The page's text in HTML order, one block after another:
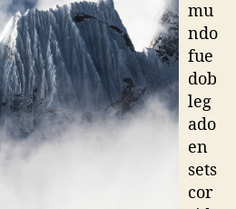
mu
ndo
fue
dob
leg
ado
en
sets
cor